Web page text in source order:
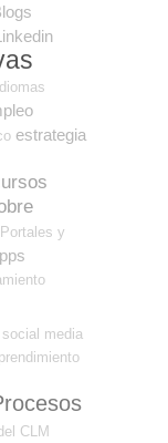
Idiomas
estrategia
Portales y
social media
CLM